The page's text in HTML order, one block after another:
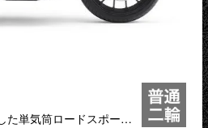
た単気筒ロードスポーツ